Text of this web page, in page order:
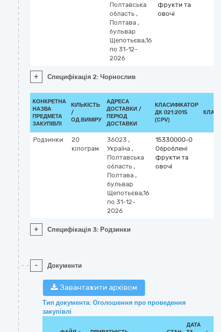
Полтавська
область ,
Полтава ,
бульвар
Щепотьєва,16
по 31-12-
2026
фрукти та
овочі
+ Специфікація 2: Чорнослив
КОНКРЕТНА
НАЗВА
ПРЕДМЕТА
ЗАКУПІВЛІ
КІЛЬКІСТЬ
/
ОД.ВИМІРУ
АДРЕСА
ДОСТАВКИ /
ПЕРІОД
ДОСТАВКИ
КЛАСИФІКАТОР
ДК 021:2015
(CPV)
Родзинки
20
кілограм
36023 ,
Україна ,
Полтавська
область ,
Полтава ,
бульвар
Щепотьєва,16
по 31-12-
2026
15330000-0
Оброблені
фрукти та
овочі
+ Специфікація 3: Родзинки
- Документи
Завантажити архівом
Тип документа: Оголошення про проведення
закупівлі
ДАТА